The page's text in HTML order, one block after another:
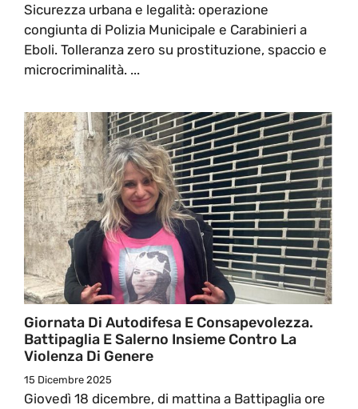
Sicurezza urbana e legalità: operazione
congiunta di Polizia Municipale e Carabinieri a
Eboli. Tolleranza zero su prostituzione, spaccio e
microcriminalità. ...
Giornata Di Autodifesa E Consapevolezza.
Battipaglia E Salerno Insieme Contro La
Violenza Di Genere
15 Dicembre 2025
Giovedì 18 dicembre, di mattina a Battipaglia ore